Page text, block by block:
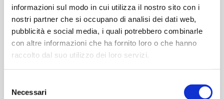
informazioni sul modo in cui utilizza il nostro sito con i
nostri partner che si occupano di analisi dei dati web,
pubblicità e social media, i quali potrebbero combinarle
con altre informazioni che ha fornito loro o che hanno
raccolto dal suo utilizzo dei loro servizi.
delNecessari
Cod.: ZIG502
Please select the address you want to ship to